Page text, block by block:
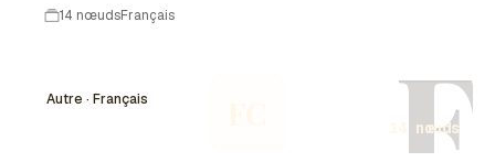
programmes visent à améliorer l'apprentissage et à
14 nœudsFrançais
F
Autre · Français
14 nœuds